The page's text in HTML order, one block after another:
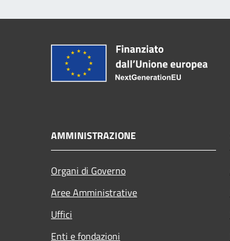
AMMINISTRAZIONE
Organi di Governo
Aree Amministrative
Uffici
Enti e fondazioni